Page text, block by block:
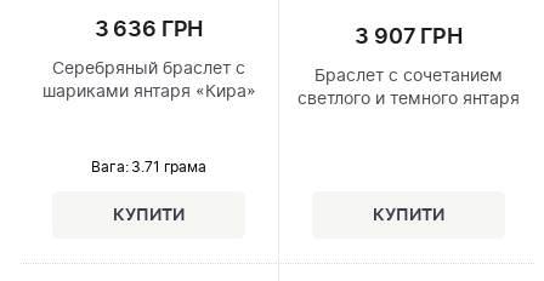
3 636 ГРН
Серебряный браслет с
шариками янтаря «Кира»
Вага: 3.71 грама
3 907 ГРН
Браслет с сочетанием
светлого и темного янтаря